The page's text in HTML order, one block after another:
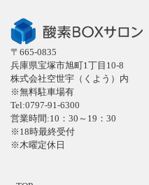
〒665-0835
兵庫県宝塚市旭町1丁目10-8
株式会社空世宇（くよう）内
※無料駐車場有
Tel:0797-91-6300
営業時間:10：30～19：30
※18時最終受付
※木曜定休日